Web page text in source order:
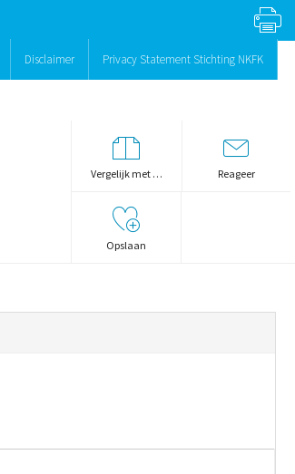
Disclaimer Privacy Statement Stichting NKFK
Vergelijk met … Reageer
Opslaan